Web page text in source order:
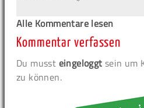
Alle Kommentare lesen
Kommentar verfassen
Du musst eingeloggt sein um
zu können.